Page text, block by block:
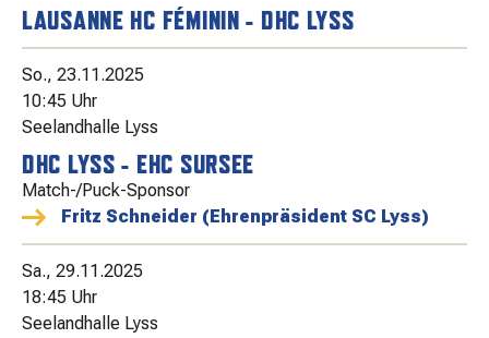
LAUSANNE HC FÉMININ - DHC LYSS
So., 23.11.2025
10:45 Uhr
Seelandhalle Lyss
DHC LYSS - EHC SURSEE
Match-/Puck-Sponsor
Fritz Schneider (Ehrenpräsident SC Lyss)
Sa., 29.11.2025
18:45 Uhr
Seelandhalle Lyss